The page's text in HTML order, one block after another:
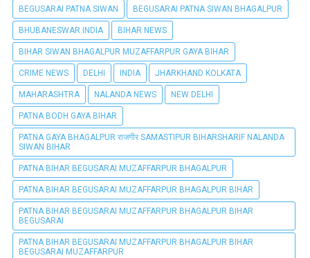
BEGUSARAI PATNA SIWAN BEGUSARAI PATNA SIWAN BHAGALPUR
BHUBANESWAR INDIA BIHAR NEWS
BIHAR SIWAN BHAGALPUR MUZAFFARPUR GAYA BIHAR
CRIME NEWS DELHI INDIA JHARKHAND KOLKATA
MAHARASHTRA NALANDA NEWS NEW DELHI
PATNA BODH GAYA BIHAR
PATNA GAYA BHAGALPUR राजगीर SAMASTIPUR BIHARSHARIF NALANDA
SIWAN BIHAR
PATNA BIHAR BEGUSARAI MUZAFFARPUR BHAGALPUR
PATNA BIHAR BEGUSARAI MUZAFFARPUR BHAGALPUR BIHAR
PATNA BIHAR BEGUSARAI MUZAFFARPUR BHAGALPUR BIHAR
BEGUSARAI
PATNA BIHAR BEGUSARAI MUZAFFARPUR BHAGALPUR BIHAR
BEGUSARAI MUZAFFARPUR